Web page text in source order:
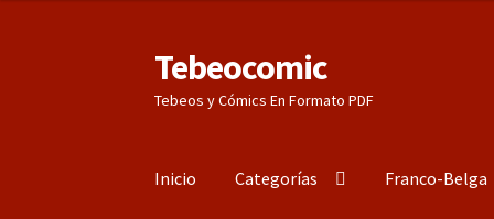
Ir
a
la
Ir
al
contenido
Tebeocomic
Tebeos y Cómics En Formato PDF
Inicio Categorías Franco-Belga